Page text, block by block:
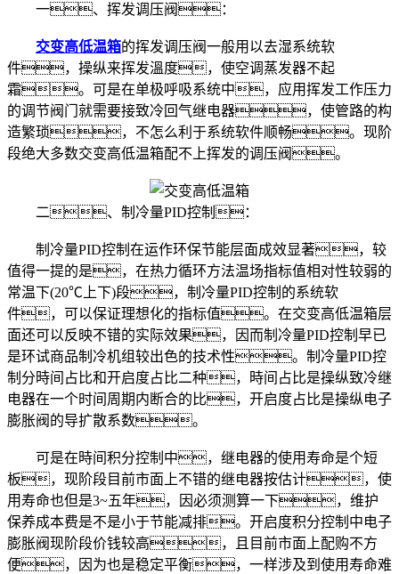
一、挥发调压阀：
交变高低温箱的挥发调压阀一般用以去湿系统软
件，操纵来挥发溫度，使空调蒸发器不起
霜。可是在单极呼吸系统中，应用挥发工作压力
的调节阀门就需要接致冷回气继电器，使管路的构
造繁琐，不怎么利于系统软件顺畅。现阶
段绝大多数交变高低温箱配不上挥发的调压阀。
二、制冷量PID控制：
制冷量PID控制在运作环保节能层面成效显著，较
值得一提的是，在热力循环方法温场指标值相对性较弱的
常温下(20℃上下)段，制冷量PID控制的系统软
件，可以保证理想化的指标值。在交变高低温箱层
面还可以反映不错的实际效果，因而制冷量PID控制早已
是环试商品制冷机组较出色的技术性。制冷量PID控
制分時间占比和开启度占比二种，時间占比是操纵致冷继
电器在一个时间周期内断合的比，开启度占比是操纵电子
膨胀阀的导扩散系数。
可是在時间积分控制中，继电器的使用寿命是个短
板，现阶段目前市面上不错的继电器按估计，使
用寿命也但是3~五年，因必须测算一下，维护
保养成本费是不是小于节能减排。开启度积分控制中电子
膨胀阀现阶段价钱较高，且目前市面上配购不方
便，因为也是稳定平衡，一样涉及到使用寿命难